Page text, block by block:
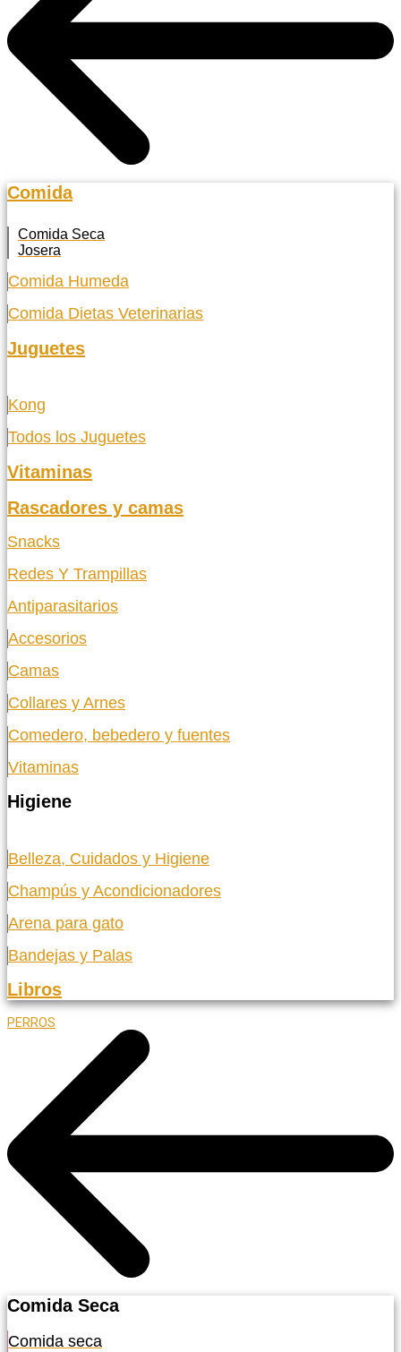
Comida
Comida Seca
Josera
Comida Humeda
Comida Dietas Veterinarias
Juguetes
Kong
Todos los Juguetes
Vitaminas
Rascadores y camas
Snacks
Redes Y Trampillas
Antiparasitarios
Accesorios
Camas
Collares y Arnes
Comedero, bebedero y fuentes
Vitaminas
Higiene
Belleza, Cuidados y Higiene
Champús y Acondicionadores
Arena para gato
Bandejas y Palas
Libros
PERROS
Comida Seca
Comida seca